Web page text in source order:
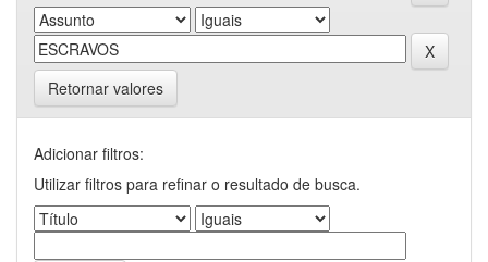
Retornar valores
Adicionar filtros:
Utilizar filtros para refinar o resultado de busca.